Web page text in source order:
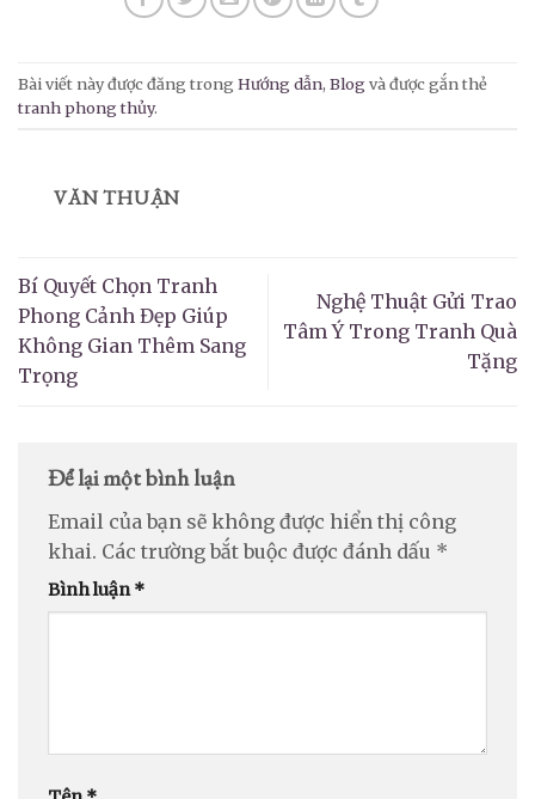
Bài viết này được đăng trong Hướng dẫn, Blog và được gắn thẻ
tranh phong thủy.
VĂN THUẬN
Bí Quyết Chọn Tranh
Phong Cảnh Đẹp Giúp
Không Gian Thêm Sang
Trọng
Nghệ Thuật Gửi Trao
Tâm Ý Trong Tranh Quà
Tặng
Để lại một bình luận
Email của bạn sẽ không được hiển thị công
khai. Các trường bắt buộc được đánh dấu *
Bình luận*